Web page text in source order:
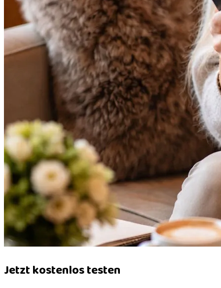
Jetzt kostenlos testen